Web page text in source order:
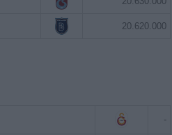
20.620.000
-